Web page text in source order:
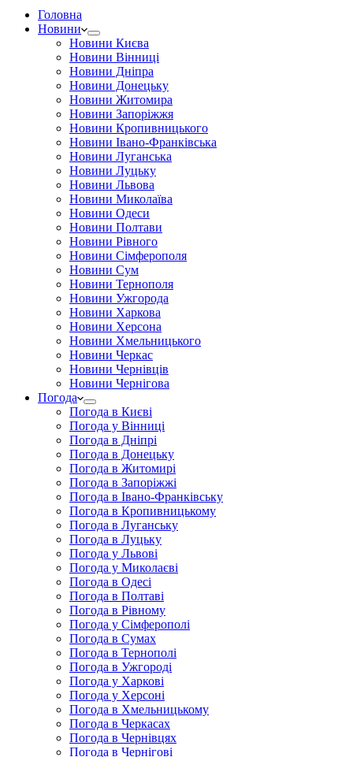
Головна
Новини
Новини Києва
Новини Вінниці
Новини Дніпра
Новини Донецьку
Новини Житомира
Новини Запоріжжя
Новини Кропивницького
Новини Івано-Франківська
Новини Луганська
Новини Луцьку
Новини Львова
Новини Миколаїва
Новини Одеси
Новини Полтави
Новини Рівного
Новини Сімферополя
Новини Сум
Новини Тернополя
Новини Ужгорода
Новини Харкова
Новини Херсона
Новини Хмельницького
Новини Черкас
Новини Чернівців
Новини Чернігова
Погода
Погода в Києві
Погода у Вінниці
Погода в Дніпрі
Погода в Донецьку
Погода в Житомирі
Погода в Запоріжжі
Погода в Івано-Франківську
Погода в Кропивницькому
Погода в Луганську
Погода в Луцьку
Погода у Львові
Погода у Миколаєві
Погода в Одесі
Погода в Полтаві
Погода в Рівному
Погода у Сімферополі
Погода в Сумах
Погода в Тернополі
Погода в Ужгороді
Погода у Харкові
Погода у Херсоні
Погода в Хмельницькому
Погода в Черкасах
Погода в Чернівцях
Погода в Чернігові